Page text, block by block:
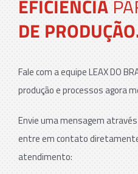
EFICIÊNCIA
DE
Fale com a equipe LEAX DO
produção e processos agora
Envie uma mensagem
entre em contato
atendimento: